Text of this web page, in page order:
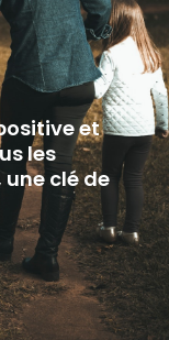
et
les
une clé de